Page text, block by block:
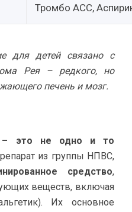
Тромбо АСС,
для детей связано с
Рея – редкого, но
печень и мозг.
– это не одно и то
из группы НПВС,
средство,
веществ, включая
Их основное